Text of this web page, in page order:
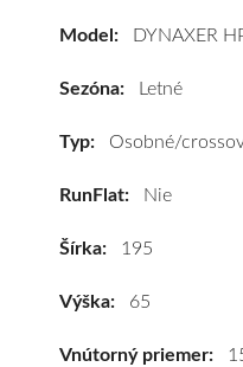
R15
Model: DYNAXER
Sezóna: Letné
Typ: Osobné/
RunFlat: Nie
Šírka: 195
Výška: 65
Vnútorný priemer: